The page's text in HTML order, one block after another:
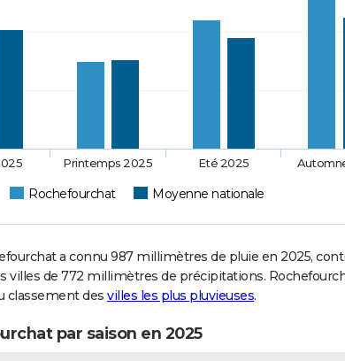
Rochefourchat Moyenne nationale
Printemps 2025 Eté 2025
a connu 987 millimètres de pluie en 2025,
villes de 772 millimètres de précipitations.
classement des villes les plus pluvieuses.
par saison en 2025